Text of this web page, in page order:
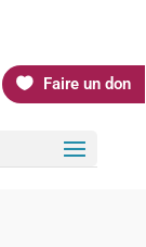
Faire un don